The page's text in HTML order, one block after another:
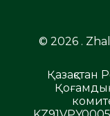
© 2026 .
Қазақстан
Қоғамдық